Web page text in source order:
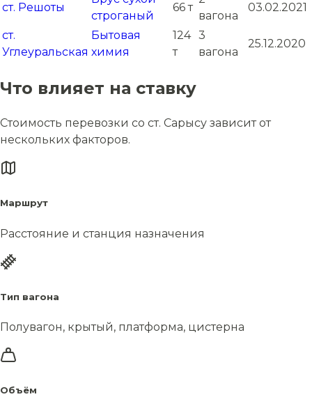
ст. Решоты
строганый
66 т
вагона
03.02.2021
ст.
Углеуральская
Бытовая
химия
124
т
3
вагона
25.12.2020
Что влияет на ставку
Стоимость перевозки со ст. Сарысу зависит от
нескольких факторов.
Маршрут
Расстояние и станция назначения
Тип вагона
Полувагон, крытый, платформа, цистерна
Объём